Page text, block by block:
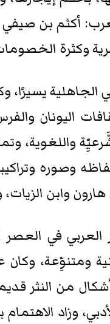
أكثم بن صيفي
وكثرة
الجاهلية
اليونان
واللغوية،
وصوره
وابن
العربي في
ومتنوِّعة،
من النثر
وزاد